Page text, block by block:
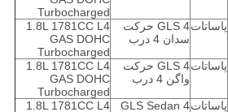
Turbocharged
پاساتات
GLS 4 حرکت
سدان 4 درب
1.8L 1781CC L4
GAS DOHC
Turbocharged
پاساتات
GLS 4 حرکت
واگن 4 درب
1.8L 1781CC L4
GAS DOHC
Turbocharged
پاساتاتGLS Sedan 4
1.8L 1781CC L4